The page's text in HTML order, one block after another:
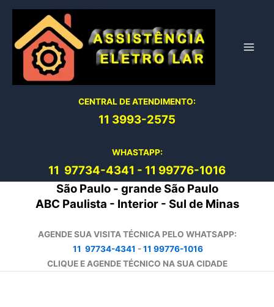
conteúdo
CENTRAL DE ATENDIMENTO:
11 3993-2575
WHASTAPP:
11 97734-4341 - 11 99776-1016
São Paulo - grande São Paulo
ABC Paulista - Interior - Sul de Minas
AGENDE SUA VISITA TÉCNICA PELO WHATSAPP:
11 97734-4341 -11 99776-1016
CLIQUE E AGENDE TÉCNICO NA SUA CIDADE